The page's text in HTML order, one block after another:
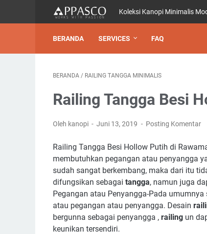
Koleksi Kanopi Minimalis
BERANDA SERVICES FAQ
BERANDA / RAILING TANGGA MINIMALIS
Railing Tangga Besi
Oleh kanopi Juni 13, 2019 Posting Komentar
Railing Tangga Besi Hollow Putih di
membutuhkan pegangan atau penyangga
sudah sangat berkembang, maka dari itu
difungsikan sebagai tangga, namun juga
Pegangan atau Penyangga-Pada umumnya
atau pegangan atau penyangga. Desain
bergunna sebagai penyangga , railing un
keunikan tersendiri.